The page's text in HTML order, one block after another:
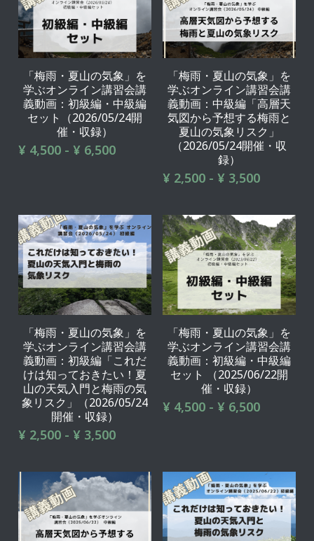
「梅雨・夏山の気象」を
学ぶオンライン講習会講
義動画：初級編・中級編
セット（2026/05/24開
催・収録）
¥ 4,500 - ¥ 6,500
「梅雨・夏山の気象」を
学ぶオンライン講習会講
義動画：中級編「高層天
気図から予想する梅雨と
夏山の気象リスク」
（2026/05/24開催・収
録）
¥ 2,500 - ¥ 3,500
「梅雨・夏山の気象」を
学ぶオンライン講習会講
義動画：初級編「これだ
けは知っておきたい！夏
山の天気入門と梅雨の気
象リスク」（2026/05/24
開催・収録）
¥ 2,500 - ¥ 3,500
「梅雨・夏山の気象」を
学ぶオンライン講習会講
義動画：初級編・中級編
セット （2025/06/22開
催・収録）
¥ 4,500 - ¥ 6,500